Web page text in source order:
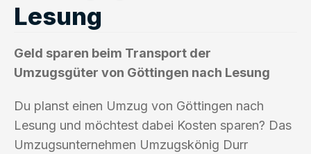
Lesung
Geld sparen beim Transport der
Umzugsgüter von Göttingen nach Lesung
Du planst einen Umzug von Göttingen nach
Lesung und möchtest dabei Kosten sparen? Das
Umzugsunternehmen Umzugskönig Durr